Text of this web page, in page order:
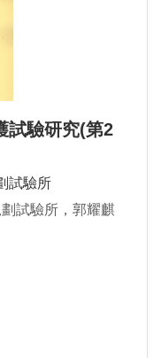
試驗研究(第2
試驗所
試驗所，郭耀麒